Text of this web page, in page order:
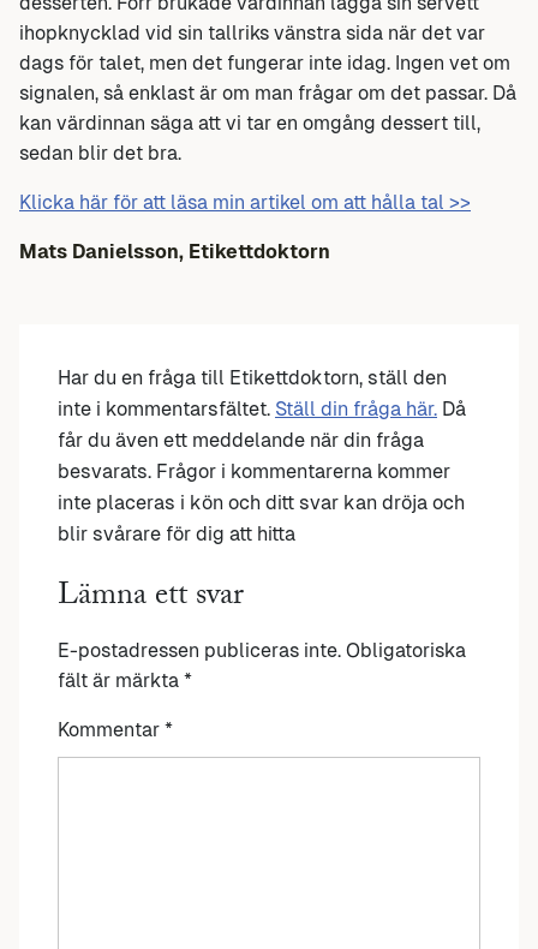
ihopknycklad vid sin tallriks vänstra sida när det var
dags för talet, men det fungerar inte idag. Ingen vet om
signalen, så enklast är om man frågar om det passar. Då
kan värdinnan säga att vi tar en omgång dessert till,
sedan blir det bra.
Klicka här för att läsa min artikel om att hålla tal >>
Mats Danielsson, Etikettdoktorn
Har du en fråga till Etikettdoktorn, ställ den
inte i kommentarsfältet. Ställ din fråga här. Då
får du även ett meddelande när din fråga
besvarats. Frågor i kommentarerna kommer
inte placeras i kön och ditt svar kan dröja och
blir svårare för dig att hitta
Lämna ett svar
E-postadressen publiceras inte. Obligatoriska
fält är märkta *
Kommentar *